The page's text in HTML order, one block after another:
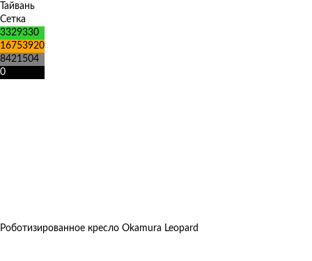
Тайвань
Сетка
3329330
16753920
8421504
0
Роботизированное кресло Okamura Leopard